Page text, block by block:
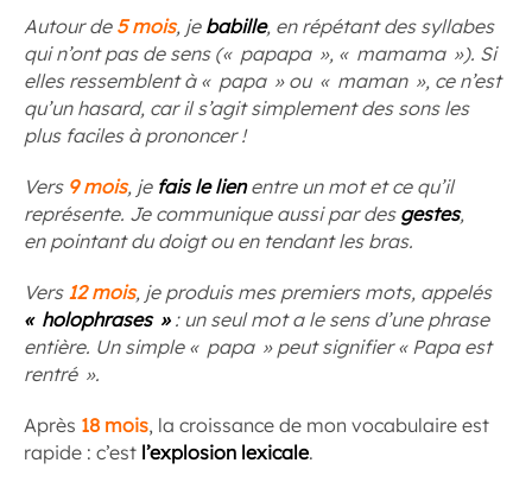
Autour de 5 mois, je babille, en répétant des syllabes
qui n’ont pas de sens (« papapa », « mamama »). Si
elles ressemblent à « papa » ou « maman », ce n’est
qu’un hasard, car il s’agit simplement des sons les
plus faciles à prononcer !
Vers 9 mois, jefais le lienentre un mot et ce qu’il
représente. Je communique aussi par des gestes,
en pointant du doigt ou en tendant les bras.
Vers 12 mois, je produis mes premiers mots, appelés
« holophrases »: un seul mot a le sens d’une phrase
entière. Un simple « papa » peut signifier « Papa est
rentré ».
Après 18 mois, la croissance de mon vocabulaire est
rapide : c’est l’explosion lexicale.